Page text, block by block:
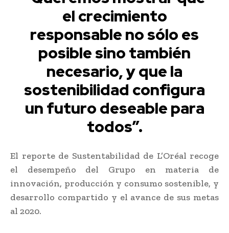
el crecimiento
responsable no sólo es
posible sino también
necesario, y que la
sostenibilidad configura
un futuro deseable para
todos”.
El reporte de Sustentabilidad de L’Oréal recoge
el desempeño del Grupo en materia de
innovación, producción y consumo sostenible, y
desarrollo compartido y el avance de sus metas
al 2020.